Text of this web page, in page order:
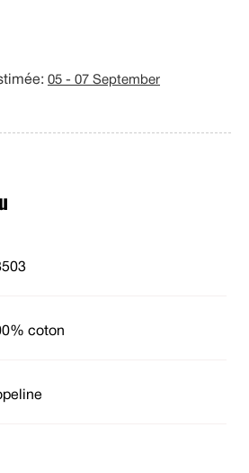
05 - 07 September
coton